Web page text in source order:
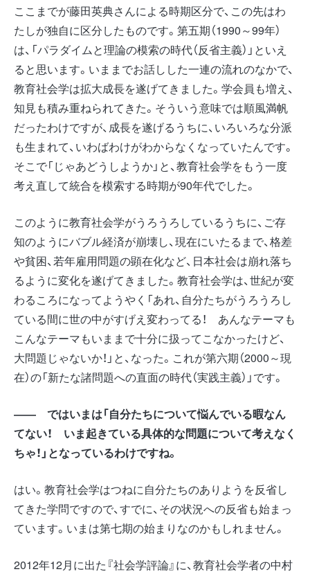
ここまでが藤田英典さんによる時期区分で、この先はわ
たしが独自に区分したものです。第五期（1990～99年）
は、「パラダイムと理論の模索の時代（反省主義）」といえ
ると思います。いままでお話しした一連の流れのなかで、
教育社会学は拡大成長を遂げてきました。学会員も増え、
知見も積み重ねられてきた。そういう意味では順風満帆
だったわけですが、成長を遂げるうちに、いろいろな分派
も生まれて、いわばわけがわからなくなっていたんです。
そこで「じゃあどうしようか」と、教育社会学をもう一度
考え直して統合を模索する時期が90年代でした。
このように教育社会学がうろうろしているうちに、ご存
知のようにバブル経済が崩壊し、現在にいたるまで、格差
や貧困、若年雇用問題の顕在化など、日本社会は崩れ落ち
るように変化を遂げてきました。教育社会学は、世紀が変
わるころになってようやく「あれ、自分たちがうろうろし
ている間に世の中がすげえ変わってる！ あんなテーマも
こんなテーマもいままで十分に扱ってこなかったけど、
大問題じゃないか！」と、なった。これが第六期（2000～現
在）の「新たな諸問題への直面の時代（実践主義）」です。
―― ではいまは「自分たちについて悩んでいる暇なん
てない！ いま起きている具体的な問題について考えなく
ちゃ！」となっているわけですね。
はい。教育社会学はつねに自分たちのありようを反省し
てきた学問ですので、すでに、その状況への反省も始まっ
ています。いまは第七期の始まりなのかもしれません。
2012年12月に出た『社会学評論』に、教育社会学者の中村